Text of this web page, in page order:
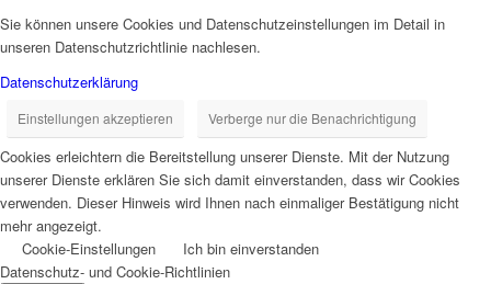
Sie können unsere Cookies und Datenschutzeinstellungen im Detail in
unseren Datenschutzrichtlinie nachlesen.
Datenschutzerklärung
Einstellungen akzeptieren Verberge nur die Benachrichtigung
Cookies erleichtern die Bereitstellung unserer Dienste. Mit der Nutzung
unserer Dienste erklären Sie sich damit einverstanden, dass wir Cookies
verwenden. Dieser Hinweis wird Ihnen nach einmaliger Bestätigung nicht
mehr angezeigt.
Cookie-Einstellungen
Ich bin einverstanden
Datenschutz- und Cookie-Richtlinien